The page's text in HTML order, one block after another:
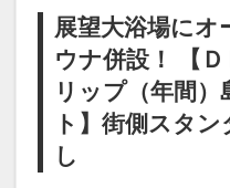
に願い石のパワ
世界に一つだけの
（お守り）』が
前の『宮橋（恋
ポットです。
がら季節を感じ
季節には、こた
を楽しめます。
●松江城・・・車
江戸時代の日本の
もに”ととのう”至
さい。
【ご入浴時間】
０、６：００～
展望大浴場にオ
ウナ併設！ 【
リップ（年間）
ト】街側スタ
し